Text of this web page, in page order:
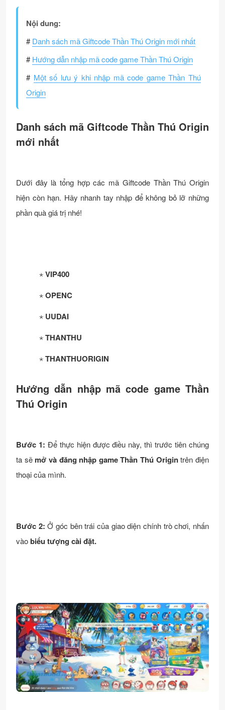
Nội dung:
#Danh sách mã Giftcode Thần Thú Origin mới nhất
#Hướng dẫn nhập mã code game Thần Thú Origin
# Một số lưu ý khi nhập mã code game Thần Thú
Origin
Danh sách mã Giftcode Thần Thú Origin
mới nhất
Dưới đây là tổng hợp các mã Giftcode Thần Thú Origin
hiện còn hạn. Hãy nhanh tay nhập để không bỏ lỡ những
phần quà giá trị nhé!
⋆VIP400
⋆OPENC
⋆ UUDAI
⋆THANTHU
⋆THANTHUORIGIN
Hướng dẫn nhập mã code game Thần
Thú Origin
Bước 1: Để thực hiện được điều này, thì trước tiên chúng
ta sẽ mở và đăng nhập game Thần Thú Origintrên điện
thoại của mình.
Bước 2: Ở góc bên trái của giao diện chính trò chơi, nhấn
vàobiểu tượng cài đặt.